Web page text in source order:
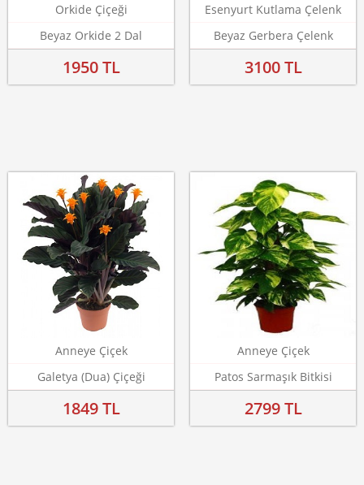
Orkide Çiçeği
Beyaz Orkide 2 Dal
1950 TL
Esenyurt Kutlama Çelenk
Beyaz Gerbera Çelenk
3100 TL
Anneye Çiçek
Galetya (Dua) Çiçeği
1849 TL
Anneye Çiçek
Patos Sarmaşık Bitkisi
2799 TL